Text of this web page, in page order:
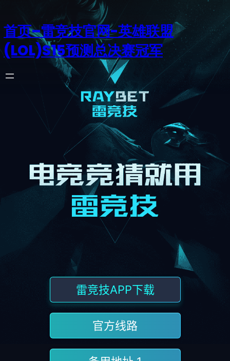
首页–雷竞技官网-英雄联盟
(LOL)S15预测总决赛冠军